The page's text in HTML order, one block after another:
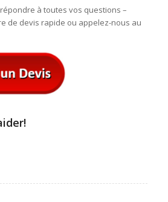
à toutes vos questions –
de devis rapide ou appelez-nous au